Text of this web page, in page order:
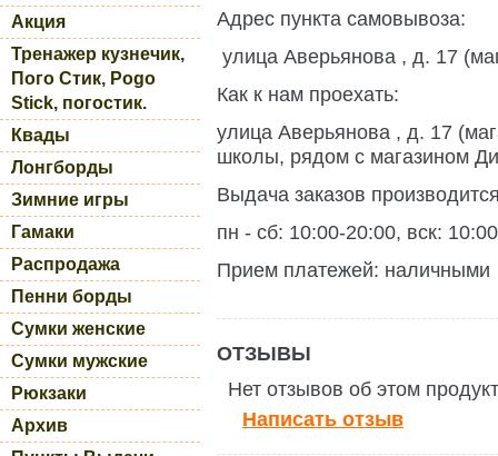
Акция
Тренажер кузнечик,
Пого Стик, Pogo
Stick, погостик.
Квады
Лонгборды
Зимние игры
Гамаки
Распродажа
Пенни борды
Сумки женские
Сумки мужские
Рюкзаки
Архив
Адрес пункта самовывоза:
улица Аверьянова , д. 17
Как к нам проехать:
улица Аверьянова , д. 17
школы, рядом с магазином
Выдача заказов
пн - сб: 10:00-20:00, вск:
Прием платежей: наличными
ОТЗЫВЫ
Нет отзывов об этом
Написать отзыв